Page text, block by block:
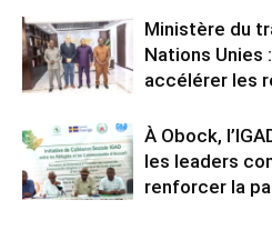
Ministère du
Nations Unies
accélérer les
À Obock,
les leaders
renforcer la